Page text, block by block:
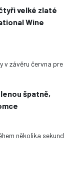
velké zlaté
Wine
v závěru června pre
špatně,
několika sekund